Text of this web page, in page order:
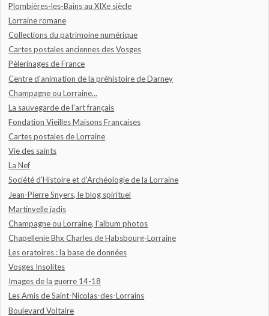
Plombières-les-Bains au XIXe siècle
Lorraine romane
Collections du patrimoine numérique
Cartes postales anciennes des Vosges
Pèlerinages de France
Centre d'animation de la préhistoire de Darney
Champagne ou Lorraine...
La sauvegarde de l'art français
Fondation Vieilles Maisons Françaises
Cartes postales de Lorraine
Vie des saints
La Nef
Société d'Histoire et d'Archéologie de la Lorraine
Jean-Pierre Snyers, le blog spirituel
Martinvelle jadis
Champagne ou Lorraine, l'album photos
Chapellenie Bhx Charles de Habsbourg-Lorraine
Les oratoires : la base de données
Vosges Insolites
Images de la guerre 14-18
Les Amis de Saint-Nicolas-des-Lorrains
Boulevard Voltaire